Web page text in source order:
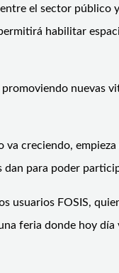
el sector público
habilitar
nuevas
creciendo,
para poder
usuarios FOSIS,
feria donde hoy